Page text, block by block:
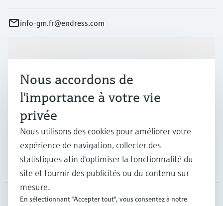
info-gm.fr@endress.com
Industries
Support
Société
Nous accordons de
l'importance à votre vie
privée
Nous utilisons des cookies pour améliorer votre
expérience de navigation, collecter des
statistiques afin d'optimiser la fonctionnalité du
site et fournir des publicités ou du contenu sur
mesure.
En sélectionnant "Accepter tout", vous consentez à notre